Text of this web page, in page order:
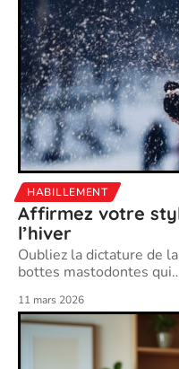
HABILLEMENT
Affirmez votre
l’hiver
Oubliez la dictature de
bottes mastodontes qui
11 mars 2026